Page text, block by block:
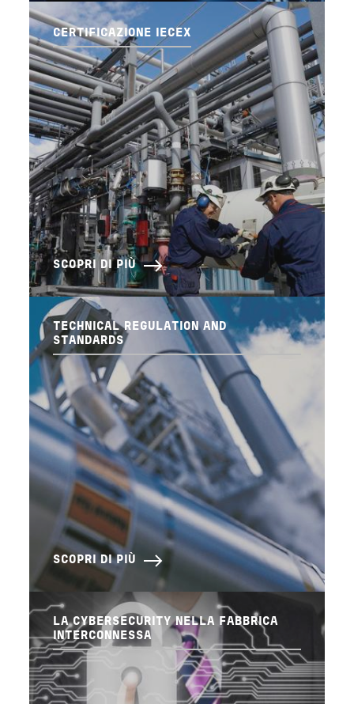
CERTIFICAZIONE IECEX
SCOPRI DI PIÙ
TECHNICAL REGULATION AND
STANDARDS
SCOPRI DI PIÙ
LA CYBERSECURITY NELLA FABBRICA
INTERCONNESSA